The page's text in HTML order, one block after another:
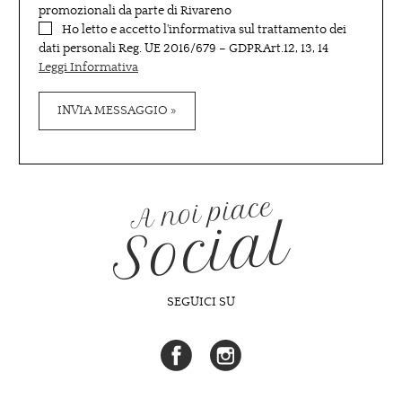
promozionali da parte di Rivareno
Ho letto e accetto l'informativa sul trattamento dei
dati personali Reg. UE 2016/679 – GDPR Art.12, 13, 14
Leggi Informativa
A noi piace
Social
SEGUICI SU